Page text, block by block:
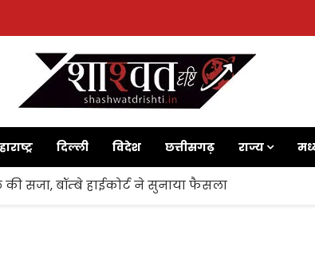
दिल्ली विदेश छत्तीसगढ़ राज्य
सजा, बॉम्बे हाईकोर्ट ने सुनाया फैसला